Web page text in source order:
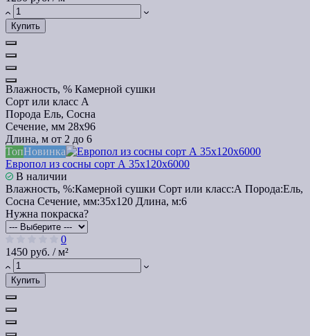
Купить
Влажность, % Камерной сушки
Сорт или класс А
Порода Ель, Сосна
Сечение, мм 28x96
Длина, м от 2 до 6
ТопНовинка
Европол из сосны сорт А 35х120х6000
В наличии
Влажность, %:Камерной сушки Сорт или класс:А Порода:Ель,
Сосна Сечение, мм:35x120 Длина, м:6
Нужна покраска?
0
1450 руб. / м²
Купить